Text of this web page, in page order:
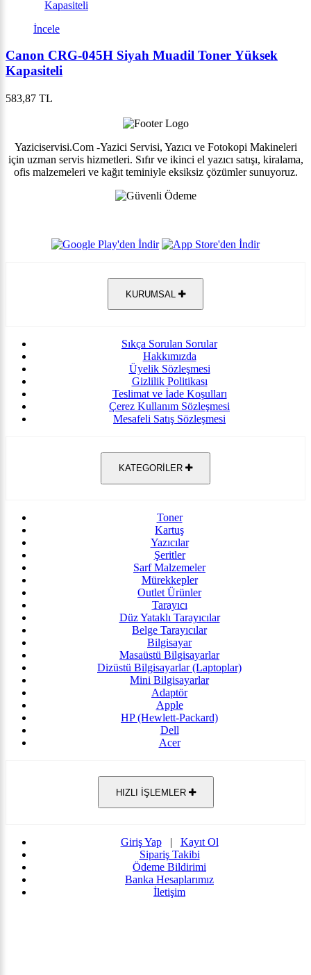
İncele
Canon CRG-045H Siyah Muadil Toner Yüksek
Kapasiteli
583,87 TL
Yaziciservisi.Com -Yazici Servisi, Yazıcı ve Fotokopi Makineleri
için uzman servis hizmetleri. Sıfır ve ikinci el yazıcı satışı, kiralama,
ofis malzemeleri ve kağıt teminiyle eksiksiz çözümler sunuyoruz.
KURUMSAL
Sıkça Sorulan Sorular
Hakkımızda
Üyelik Sözleşmesi
Gizlilik Politikası
Teslimat ve İade Koşulları
Çerez Kullanım Sözleşmesi
Mesafeli Satış Sözleşmesi
KATEGORİLER
Toner
Kartuş
Yazıcılar
Şeritler
Sarf Malzemeler
Mürekkepler
Outlet Ürünler
Tarayıcı
Düz Yataklı Tarayıcılar
Belge Tarayıcılar
Bilgisayar
Masaüstü Bilgisayarlar
Dizüstü Bilgisayarlar (Laptoplar)
Mini Bilgisayarlar
Adaptör
Apple
HP (Hewlett-Packard)
Dell
Acer
HIZLI İŞLEMLER
Giriş Yap| Kayıt Ol
Sipariş Takibi
Ödeme Bildirimi
Banka Hesaplarımız
İletişim